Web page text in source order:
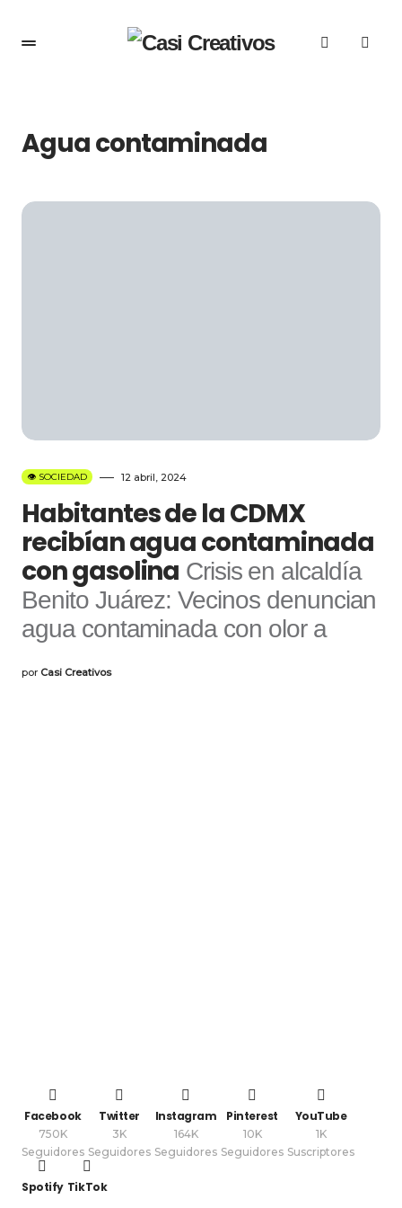
Agua contaminada
👁️ SOCIEDAD 12 abril, 2024
Habitantes de la CDMX
recibían agua contaminada
con gasolina Crisis en alcaldía
Benito Juárez: Vecinos denuncian
agua contaminada con olor a
por Casi Creativos
Facebook
750K
Seguidores
Twitter
3K
Seguidores
Instagram
164K
Seguidores
Pinterest
10K
Seguidores
YouTube
1K
Suscriptores
Spotify TikTok